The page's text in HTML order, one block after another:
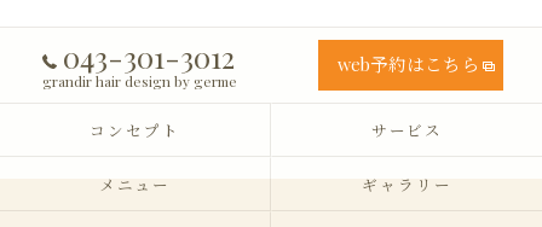
043-301-3012
grandir hair design by germe
web予約はこちら
コンセプト サービス
メニュー ギャラリー